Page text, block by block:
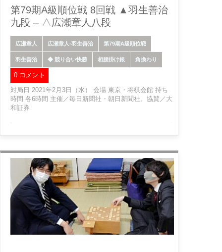
第79期A級順位戦 8回戦 ▲羽生善治
九段 – △広瀬章人八段
広瀬章人 広瀬章人-羽生善治 第79期A級順位戦
羽生善治 ◆ 競り合い快勝 相腰掛け銀 角換わり
0 コメント
対局日 2021年2月3日（水） 会場 東京・将棋会館 持ち
時間 各6時間 主催／毎日新聞社・朝日新聞社、協賛／大
和証券